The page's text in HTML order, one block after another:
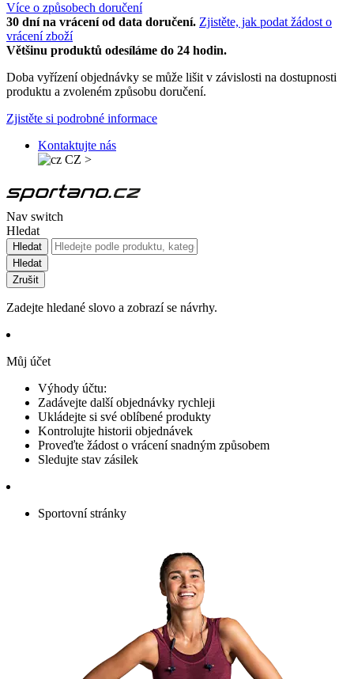
Více o způsobech doručení
30 dní na vrácení od data doručení. Zjistěte, jak podat žádost o
vrácení zboží
Většinu produktů odesíláme do 24 hodin.
Doba vyřízení objednávky se může lišit v závislosti na dostupnosti
produktu a zvoleném způsobu doručení.
Zjistěte si podrobné informace
Kontaktujte nás
CZ >
Nav switch
Hledat
Hledat
Hledat
Zrušit
Zadejte hledané slovo a zobrazí se návrhy.
Můj účet
Výhody účtu:
Zadávejte další objednávky rychleji
Ukládejte si své oblíbené produkty
Kontrolujte historii objednávek
Proveďte žádost o vrácení snadným způsobem
Sledujte stav zásilek
Sportovní stránky